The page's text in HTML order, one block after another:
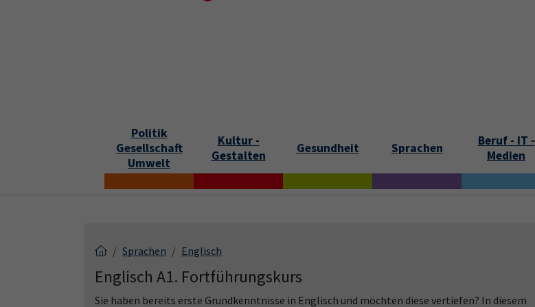
Politik
Gesellschaft
Umwelt
Kultur -
Gestalten
Gesundheit Sprachen
Beruf - IT -
Medien
Sprachen Englisch
Englisch A1. Fortführungskurs
Sie haben bereits erste Grundkenntnisse in Englisch und möchten diese vertiefen? In diesem